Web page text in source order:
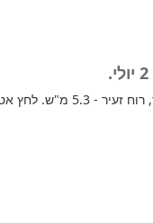
מחר ברוב חלקי הארץ טמפרטורה ללא